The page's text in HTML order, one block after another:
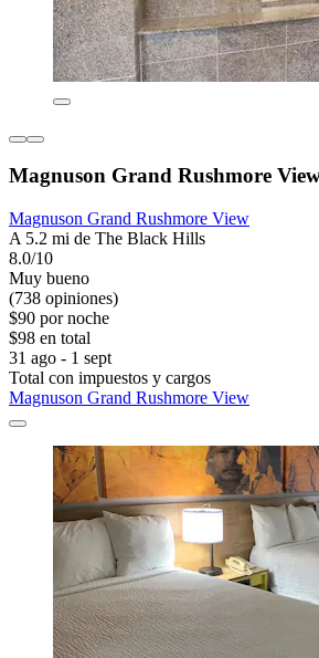
Magnuson Grand Rushmore
Magnuson Grand Rushmore View
A 5.2 mi de The Black Hills
8.0/10
Muy bueno
(738 opiniones)
$90 por noche
$98 en total
31 ago - 1 sept
Total con impuestos y cargos
Magnuson Grand Rushmore View